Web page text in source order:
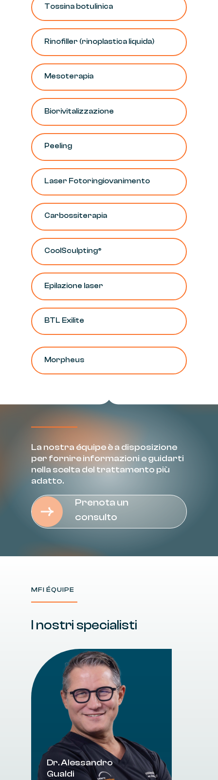
Tossina botulinica
Rinofiller (rinoplastica liquida)
Mesoterapia
Biorivitalizzazione
Peeling
Laser Fotoringiovanimento
Carbossiterapia
CoolSculpting®
Epilazione laser
BTL Exilite
Morpheus
La nostra équipeèa disposizione
per fornireinformazioni eguidarti
nella scelta del trattamento più
adatto.
Prenota un
consulto
MFI ÉQUIPE
I nostri specialisti
Dr. Alessandro
Gualdi